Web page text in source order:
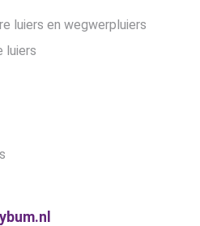
luiers en wegwerpluiers
luiers